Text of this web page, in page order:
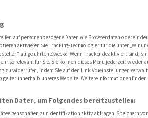
- Preise weiter im Aufwind
auf personenbezogene Daten wie Browserdaten oder
aktivieren Sie Tracking-Technologien für die unter „Wir
aufgeführten Zwecke. Wenn Tracker deaktiviert sind,
so relevant für Sie. Sie können dieses Menü jederzeit wieder
zu widerrufen, indem Sie auf den Link Voreinstellungen
gelten innerhalb unseres Website. Weitere Informationen finden
Daten, um Folgendes bereitzustellen:
zur Identifikation aktiv abfragen. Speichern